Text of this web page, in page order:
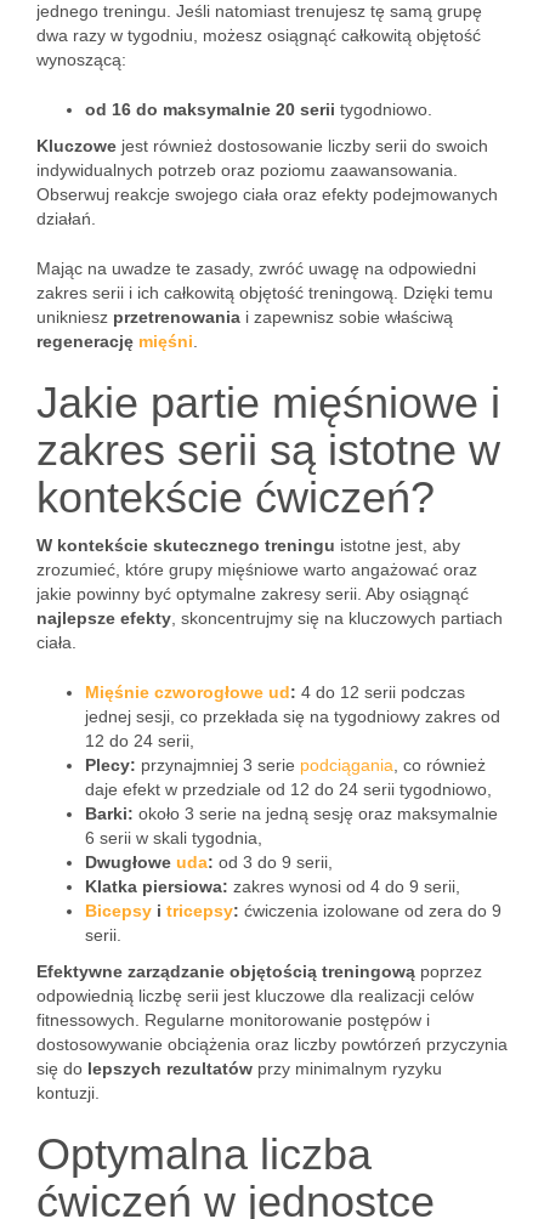
jednego treningu. Jeśli natomiast trenujesz tę samą grupę
dwa razy w tygodniu, możesz osiągnąć całkowitą objętość
wynoszącą:
od 16 do maksymalnie 20 serii tygodniowo.
Kluczowe jest również dostosowanie liczby serii do swoich
indywidualnych potrzeb oraz poziomu zaawansowania.
Obserwuj reakcje swojego ciała oraz efekty podejmowanych
działań.
Mając na uwadze te zasady, zwróć uwagę na odpowiedni
zakres serii i ich całkowitą objętość treningową. Dzięki temu
unikniesz przetrenowania i zapewnisz sobie właściwą
regenerację mięśni
Jakie partie mięśniowe i
zakres serii są istotne w
kontekście ćwiczeń?
W kontekście skutecznego treningu istotne jest, aby
zrozumieć, które grupy mięśniowe warto angażować oraz
jakie powinny być optymalne zakresy serii. Aby osiągnąć
najlepsze efekty , skoncentrujmy się na kluczowych partiach
ciała.
Mięśnie czworogłowe ud: 4 do 12 serii podczas
jednej sesji, co przekłada się na tygodniowy zakres od
12 do 24 serii,
Plecy: przynajmniej 3 serie podciągania , co również
daje efekt w przedziale od 12 do 24 serii tygodniowo,
Barki: około 3 serie na jedną sesję oraz maksymalnie
6 serii w skali tygodnia,
Dwugłowe uda: od 3 do 9 serii,
Klatka piersiowa: zakres wynosi od 4 do 9 serii,
Bicepsy i tricepsy: ćwiczenia izolowane od zera do 9
serii.
Efektywne zarządzanie objętością treningową poprzez
odpowiednią liczbę serii jest kluczowe dla realizacji celów
fitnessowych. Regularne monitorowanie postępów i
dostosowywanie obciążenia oraz liczby powtórzeń przyczynia
się do lepszych rezultatów przy minimalnym ryzyku
kontuzji.
Optymalna liczba
ćwiczeń w jednostce